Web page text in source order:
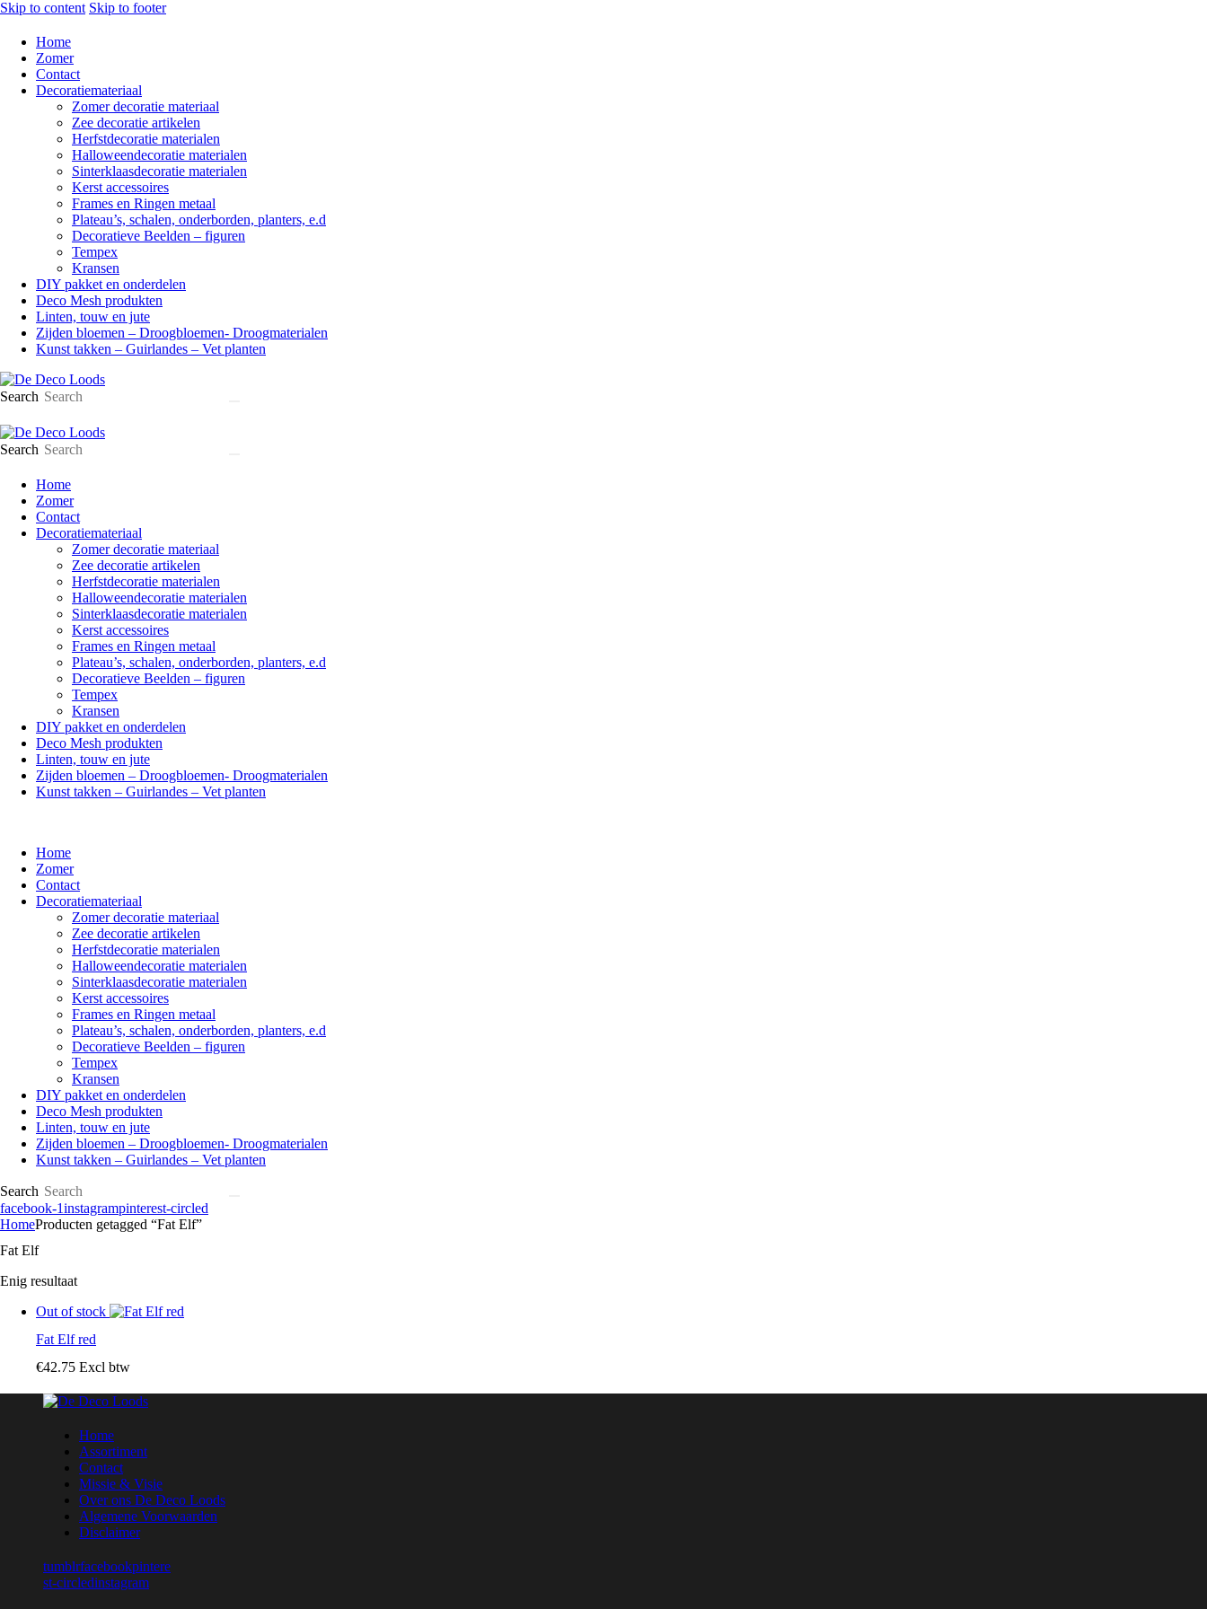
Skip to content Skip to footer
Home
Zomer
Contact
Decoratiemateriaal
Zomer decoratie materiaal
Zee decoratie artikelen
Herfstdecoratie materialen
Halloweendecoratie materialen
Sinterklaasdecoratie materialen
Kerst accessoires
Frames en Ringen metaal
Plateau’s, schalen, onderborden, planters, e.d
Decoratieve Beelden – figuren
Tempex
Kransen
DIY pakket en onderdelen
Deco Mesh produkten
Linten, touw en jute
Zijden bloemen – Droogbloemen- Droogmaterialen
Kunst takken – Guirlandes – Vet planten
Search
Search
Home
Zomer
Contact
Decoratiemateriaal
Zomer decoratie materiaal
Zee decoratie artikelen
Herfstdecoratie materialen
Halloweendecoratie materialen
Sinterklaasdecoratie materialen
Kerst accessoires
Frames en Ringen metaal
Plateau’s, schalen, onderborden, planters, e.d
Decoratieve Beelden – figuren
Tempex
Kransen
DIY pakket en onderdelen
Deco Mesh produkten
Linten, touw en jute
Zijden bloemen – Droogbloemen- Droogmaterialen
Kunst takken – Guirlandes – Vet planten
Home
Zomer
Contact
Decoratiemateriaal
Zomer decoratie materiaal
Zee decoratie artikelen
Herfstdecoratie materialen
Halloweendecoratie materialen
Sinterklaasdecoratie materialen
Kerst accessoires
Frames en Ringen metaal
Plateau’s, schalen, onderborden, planters, e.d
Decoratieve Beelden – figuren
Tempex
Kransen
DIY pakket en onderdelen
Deco Mesh produkten
Linten, touw en jute
Zijden bloemen – Droogbloemen- Droogmaterialen
Kunst takken – Guirlandes – Vet planten
Search
facebook-1instagrampinterest-circled
HomeProducten getagged “Fat Elf”
Fat Elf
Enig resultaat
Out of stock
Fat Elf red
€42.75 Excl btw
Home
Assortiment
Contact
Missie & Visie
Over ons De Deco Loods
Algemene Voorwaarden
Disclaimer
tumblrfacebookpintere
st-circledinstagram